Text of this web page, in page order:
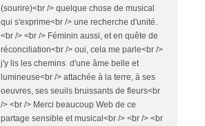
(sourire)<br /> quelque chose de musical
qui s'exprime<br /> une recherche d'unité.
<br /> <br /> Féminin aussi, et en quête de
réconciliation<br /> oui, cela me parle<br />
j'y lis les chemins d'une âme belle et
lumineuse<br /> attachée à la terre, à ses
oeuvres, ses seuils bruissants de fleurs<br
/> <br /> Merci beaucoup Web de ce
partage sensible et musical<br /> <br /> <br